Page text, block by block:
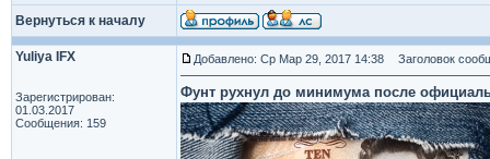
Вернуться к началу
Yuliya IFX
Зарегистрирован:
01.03.2017
Сообщения: 159
Добавлено: Ср Мар 29, 2017 14:38 Заголовок
Фунт рухнул до минимума после